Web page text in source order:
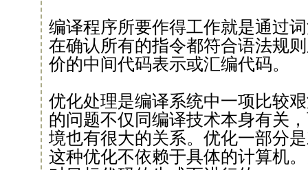
编译程序所要作得工作就是通过
在确认所有的指令都符合语法规
价的中间代码表示或汇编代码。
优化处理是编译系统中一项比较
的问题不仅同编译技术本身有关
境也有很大的关系。优化一部分
这种优化不依赖于具体的计算机